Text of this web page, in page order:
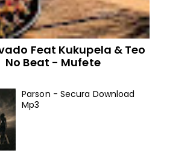
Feat Kukupela & Teo
No Beat - Mufete
Parson - Secura Download
Mp3